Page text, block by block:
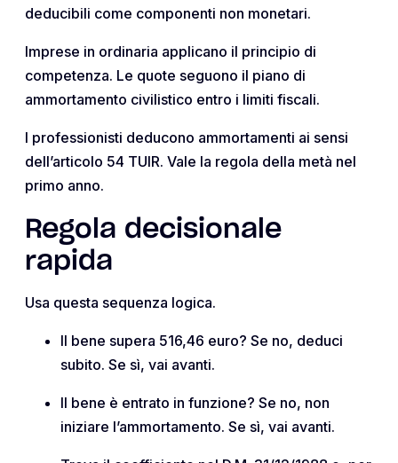
deducibili come componenti non monetari.
Imprese in ordinaria applicano il principio di
competenza. Le quote seguono il piano di
ammortamento civilistico entro i limiti fiscali.
I professionisti deducono ammortamenti ai sensi
dell’articolo 54 TUIR. Vale la regola della metà nel
primo anno.
Regola decisionale
rapida
Usa questa sequenza logica.
Il bene supera 516,46 euro? Se no, deduci
subito. Se sì, vai avanti.
Il bene è entrato in funzione? Se no, non
iniziare l’ammortamento. Se sì, vai avanti.